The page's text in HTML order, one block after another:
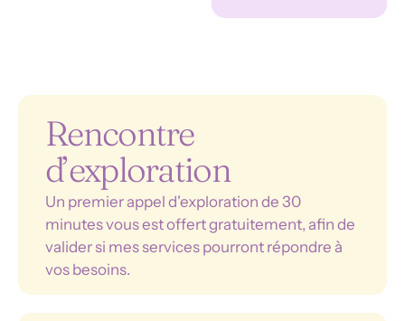
Rencontre
d’exploration
Un premier appel d'exploration de 30
minutes vous est offert gratuitement, afin de
valider si mes services pourront répondre à
vos besoins.